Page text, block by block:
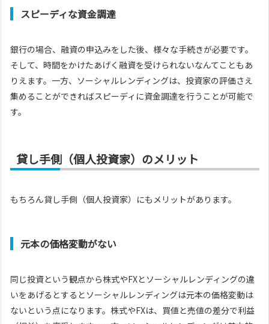
スピーディな資金調達
銀行の場合、融資の申込みをした後、様々な手続きが必要です。
そして、時間をかけたあげく融資を受けられないなんてこともあ
りえます。一方、ソーシャルレンディングは、投資家の評価さえ
集めることができればスピーディに資金調達を行うことが可能で
す。
貸し手側（個人投資家）のメリット
もちろん貸し手側（個人投資家）にもメリットがあります。
元本の価格変動がない
同じ投資という観点から株式やFXとソーシャルレンディングの違
いをあげるとするとソーシャルレンディングは元本の価格変動は
ないという点になります。株式やFXは、買値と売値の差分で利益